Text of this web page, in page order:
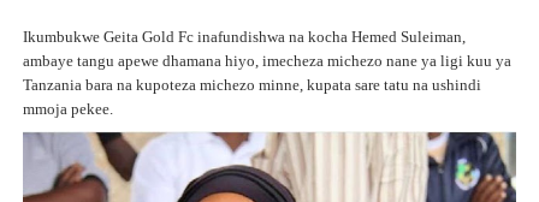
Ikumbukwe Geita Gold Fc inafundishwa na kocha Hemed Suleiman,
ambaye tangu apewe dhamana hiyo, imecheza michezo nane ya ligi kuu ya
Tanzania bara na kupoteza michezo minne, kupata sare tatu na ushindi
mmoja pekee.